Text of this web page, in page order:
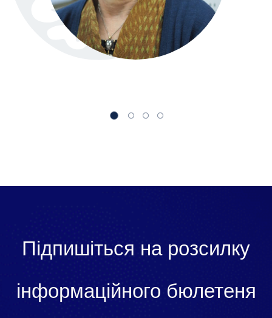
Підпишіться на розсилку
інформаційного бюлетеня